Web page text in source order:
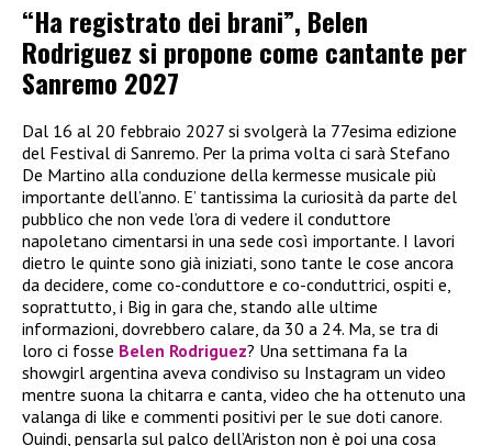
“Ha registrato dei brani”, Belen
Rodriguez si propone come cantante per
Sanremo 2027
Dal 16 al 20 febbraio 2027 si svolgerà la 77esima edizione
del Festival di Sanremo. Per la prima volta ci sarà Stefano
De Martino alla conduzione della kermesse musicale più
importante dell’anno. E’ tantissima la curiosità da parte del
pubblico che non vede l’ora di vedere il conduttore
napoletano cimentarsi in una sede così importante. I lavori
dietro le quinte sono già iniziati, sono tante le cose ancora
da decidere, come co-conduttore e co-conduttrici, ospiti e,
soprattutto, i Big in gara che, stando alle ultime
informazioni, dovrebbero calare, da 30 a 24. Ma, se tra di
loro ci fosse Belen Rodriguez? Una settimana fa la
showgirl argentina aveva condiviso su Instagram un video
mentre suona la chitarra e canta, video che ha ottenuto una
valanga di like e commenti positivi per le sue doti canore.
Quindi, pensarla sul palco dell’Ariston non è poi una cosa